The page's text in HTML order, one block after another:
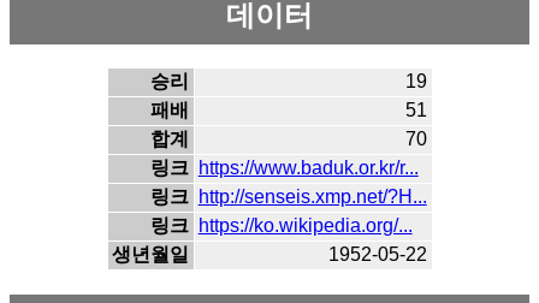
데이터
승리
19
패배
51
합계
70
링크 https://www.baduk.or.kr/r...
링크 http://senseis.xmp.net/?H...
링크 https://ko.wikipedia.org/...
생년월일
1952-05-22